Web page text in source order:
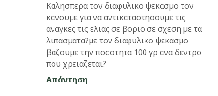
Καλησπερα τον διαφυλικο ψεκασμο τον
κανουμε για να αντικαταστησουμε τις
αναγκες τις ελιας σε βοριο σε σχεση με τα
λιπασματα?με τον διαφυλικο ψεκασμο
βαζουμε την ποσοτητα 100 γρ ανα δεντρο
που χρειαζεται?
Απάντηση